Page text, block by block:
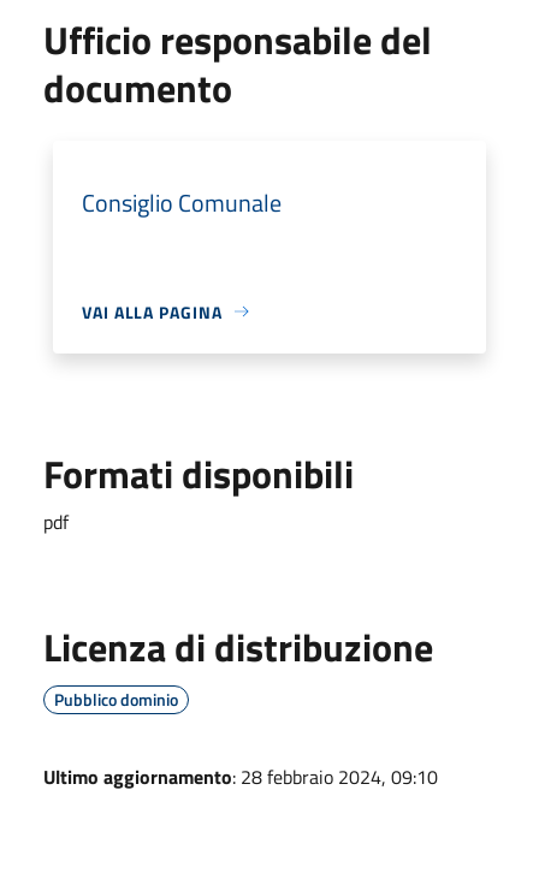
Ufficio responsabile del
documento
Consiglio Comunale
VAI ALLA PAGINA
Formati disponibili
pdf
Licenza di distribuzione
Pubblico dominio
Ultimo aggiornamento: 28 febbraio 2024, 09:10